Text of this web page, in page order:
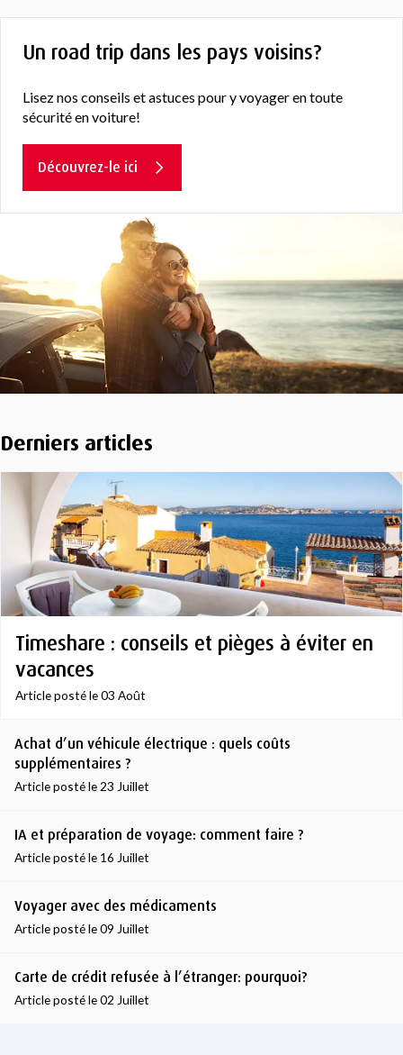
Un road trip dans les pays voisins?
Lisez nos conseils et astuces pour y voyager en toute
sécurité en voiture!
Découvrez-le ici
Derniers articles
Timeshare : conseils et pièges à éviter en
vacances
Article posté le 03 Août
Achat d’un véhicule électrique : quels coûts
supplémentaires ?
Article posté le 23 Juillet
IA et préparation de voyage: comment faire ?
Article posté le 16 Juillet
Voyager avec des médicaments
Article posté le 09 Juillet
Carte de crédit refusée à l’étranger: pourquoi?
Article posté le 02 Juillet